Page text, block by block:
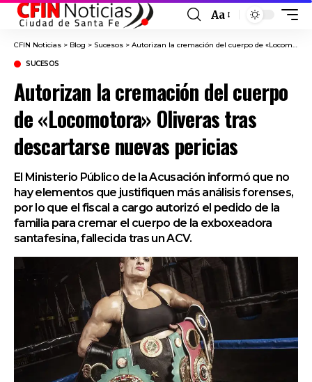
Font
Resizer
Aa
CFIN Noticias > Blog > Sucesos > Autorizan la cremación del cuerpo de «Locomotora» Oliveras tras descartarse nuevas pericias
SUCESOS
Autorizan la cremación del cuerpo
de «Locomotora» Oliveras tras
descartarse nuevas pericias
El Ministerio Público de la Acusación informó que no
hay elementos que justifiquen más análisis forenses,
por lo que el fiscal a cargo autorizó el pedido de la
familia para cremar el cuerpo de la exboxeadora
santafesina, fallecida tras un ACV.